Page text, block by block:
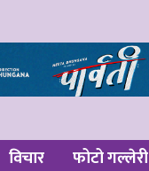
विचार फोटो गल्लेरी